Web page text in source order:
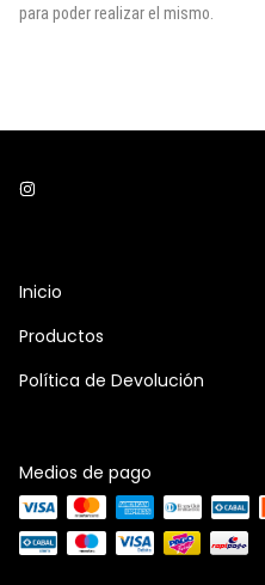
para poder realizar el mismo.
Inicio
Productos
Política de Devolución
Medios de pago